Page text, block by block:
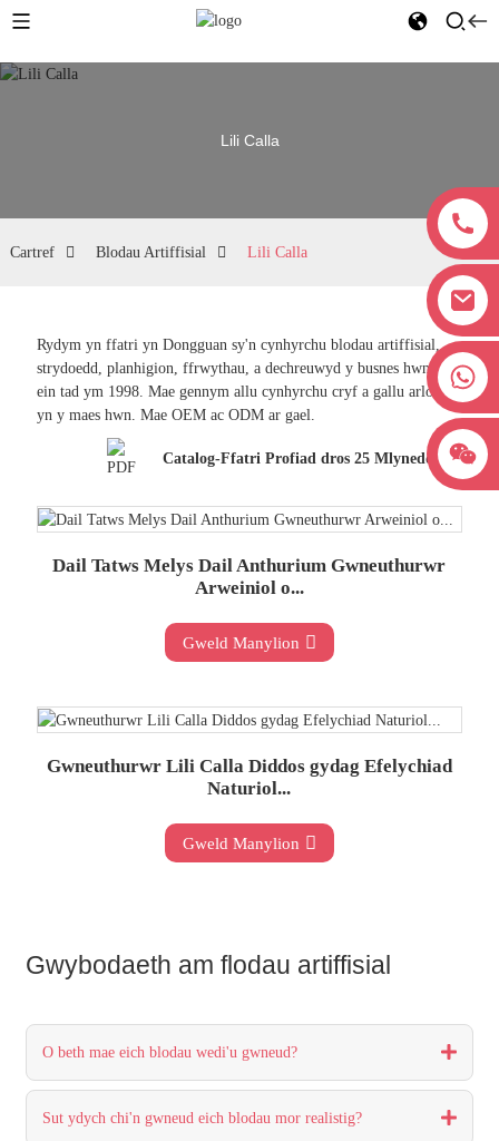
+8618038381627
Lili Calla
Cartref Blodau Artiffisial Lili Calla
Rydym yn ffatri yn Dongguan sy'n cynhyrchu blodau artiffisial,
strydoedd, planhigion, ffrwythau, a dechreuwyd y busnes hwn gan
ein tad ym 1998. Mae gennym allu cynhyrchu cryf a gallu arloesi
yn y maes hwn. Mae OEM ac ODM ar gael.
Catalog-Ffatri Profiad dros 25 Mlynedd
Dail Tatws Melys Dail Anthurium Gwneuthurwr
Arweiniol o...
Gweld Manylion
Gwneuthurwr Lili Calla Diddos gydag Efelychiad
Naturiol...
Gweld Manylion
Gwybodaeth am flodau artiffisial
O beth mae eich blodau wedi'u gwneud?
Sut ydych chi'n gwneud eich blodau mor realistig?